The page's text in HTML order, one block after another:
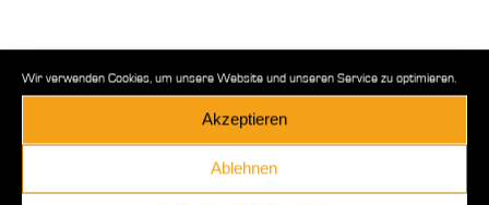
Wir verwenden Cookies, um unsere Website und unseren Service zu optimieren.
Akzeptieren
Ablehnen